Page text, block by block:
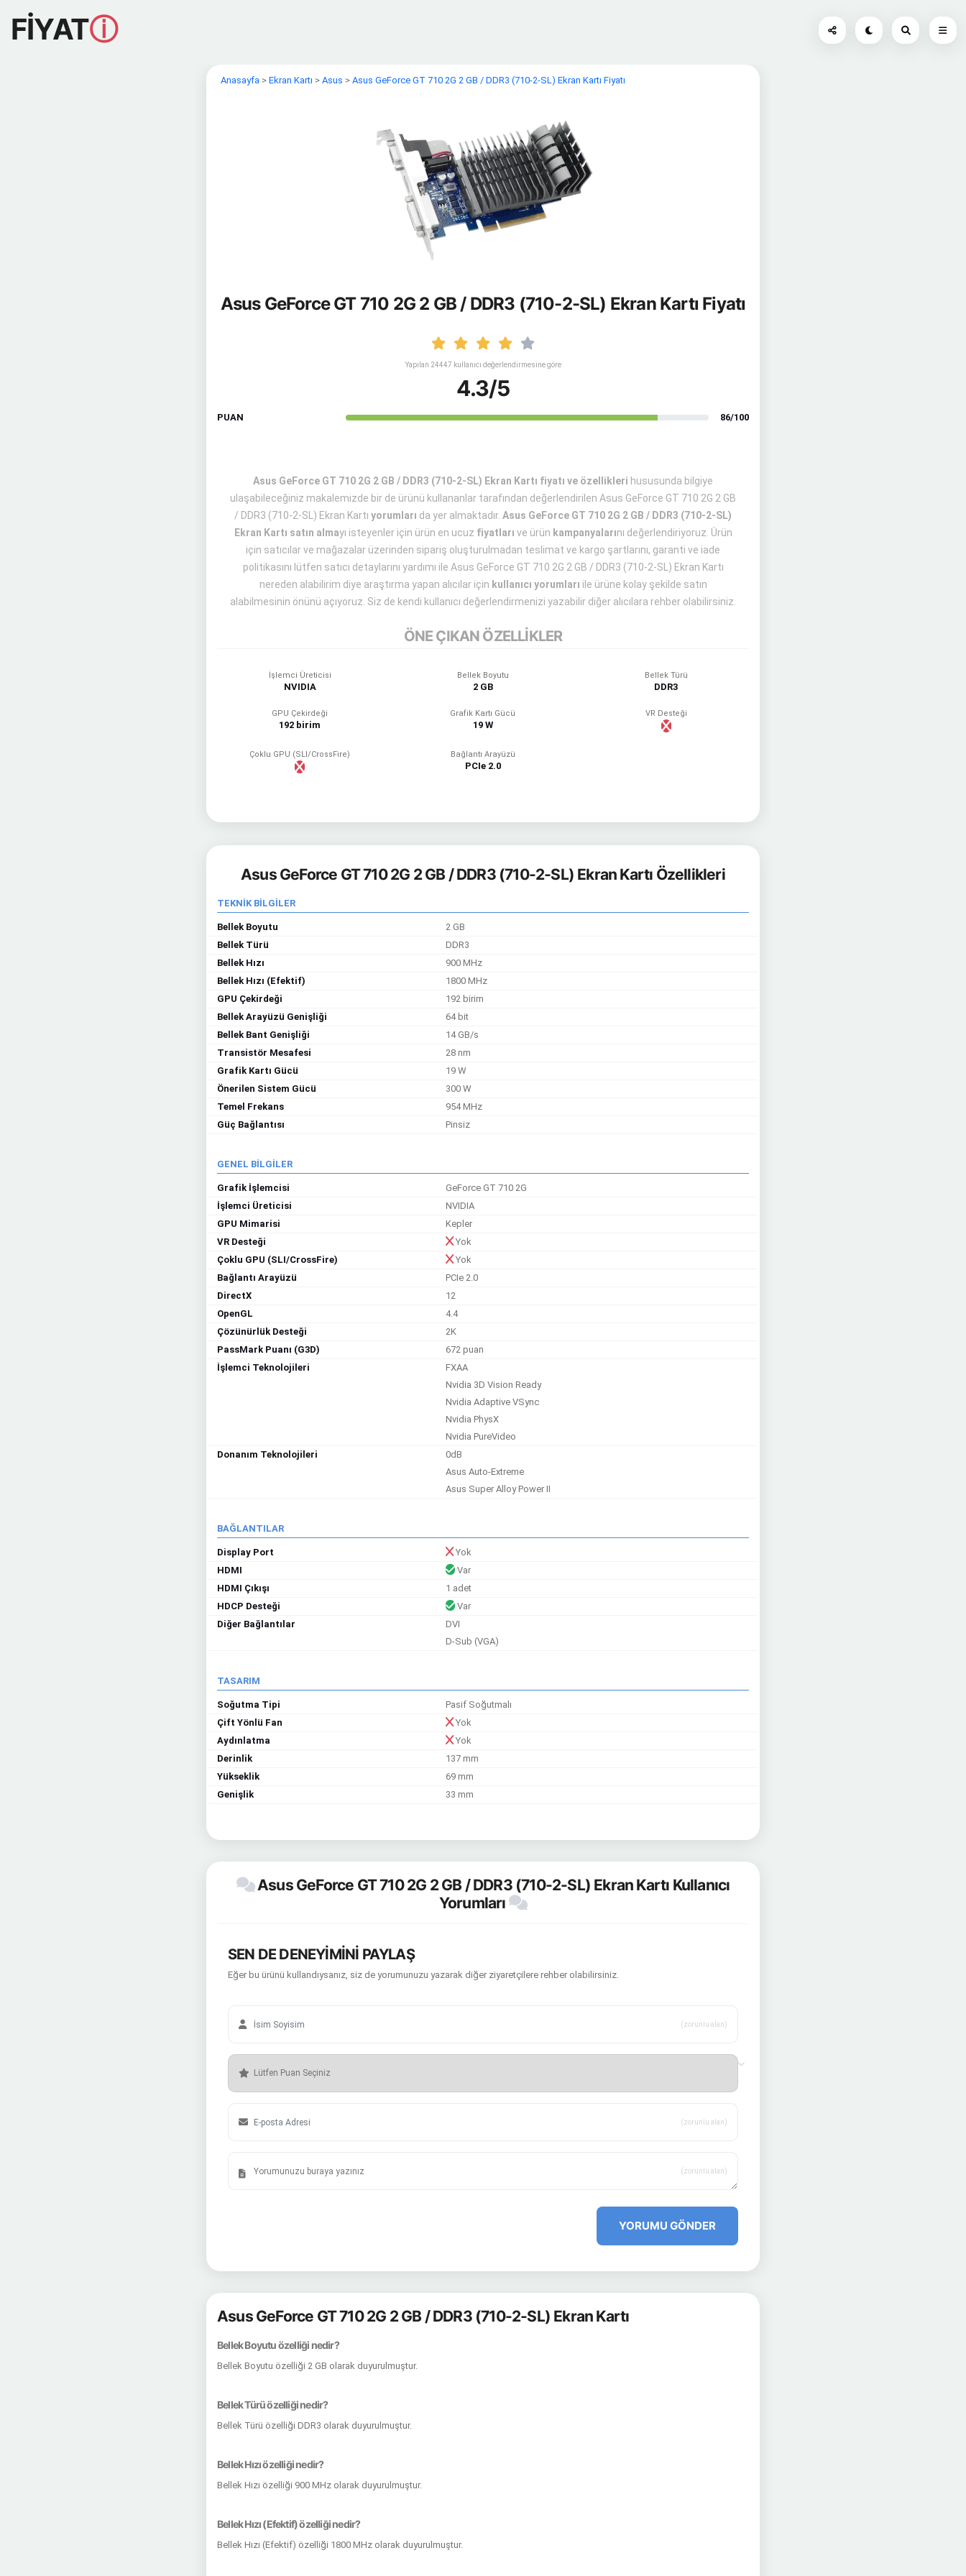
FİYATⓘ
Anasayfa > Ekran Kartı > Asus > Asus GeForce GT 710 2G 2 GB / DDR3 (710-2-SL) Ekran Kartı Fiyatı
Asus GeForce GT 710 2G 2 GB / DDR3 (710-2-SL) Ekran Kartı Fiyatı
Yapılan 24447 kullanıcı değerlendirmesine göre
4.3/5
PUAN 86/100
Asus GeForce GT 710 2G 2 GB / DDR3 (710-2-SL) Ekran Kartı fiyatı ve özellikleri hususunda bilgiye
ulaşabileceğiniz makalemizde bir de ürünü kullananlar tarafından değerlendirilen Asus GeForce GT 710 2G 2 GB
/ DDR3 (710-2-SL) Ekran Kartı yorumları da yer almaktadır. Asus GeForce GT 710 2G 2 GB / DDR3 (710-2-SL)
Ekran Kartı satın almayı isteyenler için ürün en ucuz fiyatları ve ürün kampanyalarını değerlendiriyoruz. Ürün
için satıcılar ve mağazalar üzerinden sipariş oluşturulmadan teslimat ve kargo şartlarını, garanti ve iade
politikasını lütfen satıcı detaylarını yardımı ile Asus GeForce GT 710 2G 2 GB / DDR3 (710-2-SL) Ekran Kartı
nereden alabilirim diye araştırma yapan alıcılar için kullanıcı yorumları ile ürüne kolay şekilde satın
alabilmesinin önünü açıyoruz. Siz de kendi kullanıcı değerlendirmenizi yazabilir diğer alıcılara rehber olabilirsiniz.
ÖNE ÇIKAN ÖZELLİKLER
İşlemci Üreticisi
NVIDIA
Bellek Boyutu
2 GB
Bellek Türü
DDR3
GPU Çekirdeği
192 birim
Grafik Kartı Gücü
19 W
VR Desteği
Çoklu GPU (SLI/CrossFire) Bağlantı Arayüzü
PCIe 2.0
Asus GeForce GT 710 2G 2 GB / DDR3 (710-2-SL) Ekran Kartı Özellikleri
TEKNİK BİLGİLER
Bellek Boyutu
2 GB
Bellek Türü
DDR3
Bellek Hızı
900 MHz
Bellek Hızı (Efektif)
1800 MHz
GPU Çekirdeği
192 birim
Bellek Arayüzü Genişliği
64 bit
Bellek Bant Genişliği
14 GB/s
Transistör Mesafesi
28 nm
Grafik Kartı Gücü
19 W
Önerilen Sistem Gücü
300 W
Temel Frekans
954 MHz
Güç Bağlantısı
Pinsiz
GENEL BİLGİLER
Grafik İşlemcisi
GeForce GT 710 2G
İşlemci Üreticisi
NVIDIA
GPU Mimarisi
Kepler
VR Desteği
Yok
Çoklu GPU (SLI/CrossFire)
Yok
Bağlantı Arayüzü
PCIe 2.0
DirectX
12
OpenGL
4.4
Çözünürlük Desteği
2K
PassMark Puanı (G3D)
672 puan
İşlemci Teknolojileri
FXAA
Nvidia 3D Vision Ready
Nvidia Adaptive VSync
Nvidia PhysX
Nvidia PureVideo
Donanım Teknolojileri
0dB
Asus Auto-Extreme
Asus Super Alloy Power II
BAĞLANTILAR
Display Port
Yok
HDMI
Var
HDMI Çıkışı
1 adet
HDCP Desteği
Var
Diğer Bağlantılar
DVI
D-Sub (VGA)
TASARIM
Soğutma Tipi
Pasif Soğutmalı
Çift Yönlü Fan
Yok
Aydınlatma
Yok
Derinlik
137 mm
Yükseklik
69 mm
Genişlik
33 mm
Asus GeForce GT 710 2G 2 GB / DDR3 (710-2-SL) Ekran Kartı Kullanıcı
Yorumları
SEN DE DENEYİMİNİ PAYLAŞ
Eğer bu ürünü kullandıysanız, siz de yorumunuzu yazarak diğer ziyaretçilere rehber olabilirsiniz.
(zorunlu alan)
(zorunlu alan)
(zorunlu alan)
YORUMU GÖNDER
Asus GeForce GT 710 2G 2 GB / DDR3 (710-2-SL) Ekran Kartı
Bellek Boyutu özelliği nedir?
Bellek Boyutu özelliği 2 GB olarak duyurulmuştur.
Bellek Türü özelliği nedir?
Bellek Türü özelliği DDR3 olarak duyurulmuştur.
Bellek Hızı özelliği nedir?
Bellek Hızı özelliği 900 MHz olarak duyurulmuştur.
Bellek Hızı (Efektif) özelliği nedir?
Bellek Hızı (Efektif) özelliği 1800 MHz olarak duyurulmuştur.